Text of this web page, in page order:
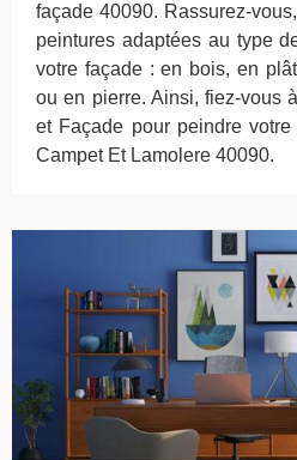
façade 40090. Rassurez-
peintures adaptées au type
votre façade : en bois, en
ou en pierre. Ainsi, fiez-vous
et Façade pour peindre
Campet Et Lamolere 40090.